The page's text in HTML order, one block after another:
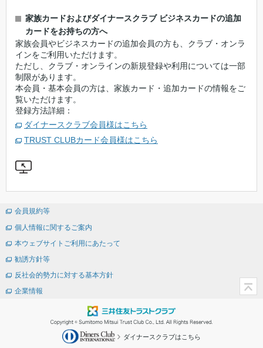
家族カードおよびダイナースクラブ ビジネスカードの追加
カードをお持ちの方へ
家族会員やビジネスカードの追加会員の方も、クラブ・オンラ
インをご利用いただけます。
ただし、クラブ・オンラインの新規登録や利用については一部
制限があります。
本会員・基本会員の方は、家族カード・追加カードの情報をご
覧いただけます。
登録方法詳細：
ダイナースクラブ会員様はこちら
TRUST CLUBカード会員様はこちら
会員規約等
個人情報に関するご案内
本ウェブサイトご利用にあたって
勧誘方針等
反社会的勢力に対する基本方針
企業情報
ダイナースクラブはこちら